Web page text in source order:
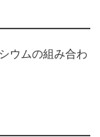
ウムの組み合わ